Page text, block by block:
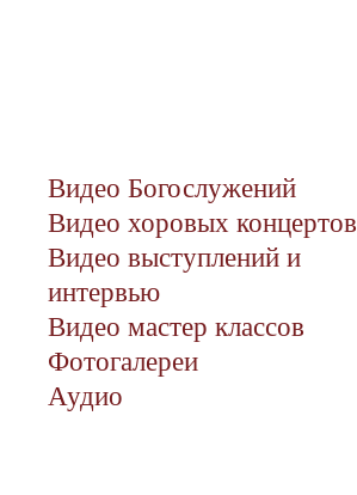
Видео Богослужений
Видео хоровых концертов
Видео выступлений и
интервью
Видео мастер классов
Фотогалереи
Аудио